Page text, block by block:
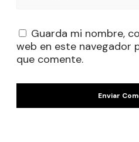
Guarda mi nombre,
web en este navegador
que comente.